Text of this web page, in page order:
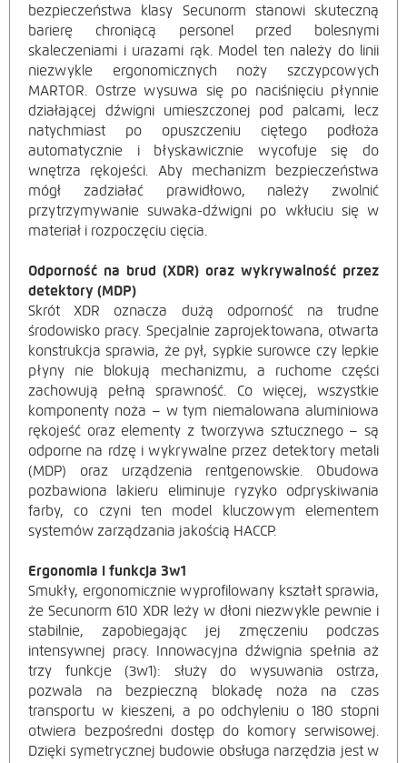
bezpieczeństwa klasy Secunorm stanowi skuteczną
barierę chroniącą personel przed bolesnymi
skaleczeniami i urazami rąk. Model ten należy do linii
niezwykle ergonomicznych noży szczypcowych
MARTOR. Ostrze wysuwa się po naciśnięciu płynnie
działającej dźwigni umieszczonej pod palcami, lecz
natychmiast po opuszczeniu ciętego podłoża
automatycznie i błyskawicznie wycofuje się do
wnętrza rękojeści. Aby mechanizm bezpieczeństwa
mógł zadziałać prawidłowo, należy
zwolnić
przytrzymywanie suwaka-dźwigni po wkłuciu się w
materiał i rozpoczęciu cięcia.
Odporność na brud (XDR) oraz wykrywalność przez
detektory (MDP)
Skrót XDR oznacza dużą odporność na trudne
środowisko pracy. Specjalnie zaprojektowana, otwarta
konstrukcja sprawia, że pył, sypkie surowce czy lepkie
płyny nie blokują mechanizmu, a ruchome części
zachowują pełną sprawność. Co więcej, wszystkie
komponenty noża – w tym niemalowana aluminiowa
rękojeść oraz elementy z tworzywa sztucznego – są
odporne na rdzę i wykrywalne przez detektory metali
(MDP) oraz urządzenia rentgenowskie. Obudowa
pozbawiona lakieru eliminuje ryzyko odpryskiwania
farby, co czyni ten model kluczowym elementem
systemów zarządzania jakością HACCP.
Ergonomia i funkcja 3w1
Smukły, ergonomicznie wyprofilowany kształt sprawia,
że Secunorm 610 XDR leży w dłoni niezwykle pewnie i
stabilnie, zapobiegając jej zmęczeniu podczas
intensywnej pracy. Innowacyjna dźwignia spełnia aż
trzy funkcje (3w1): służy do wysuwania ostrza,
pozwala na bezpieczną blokadę noża na czas
transportu w kieszeni, a po odchyleniu o 180 stopni
otwiera bezpośredni dostęp do komory serwisowej.
Dzięki symetrycznej budowie obsługa narzędzia jest w